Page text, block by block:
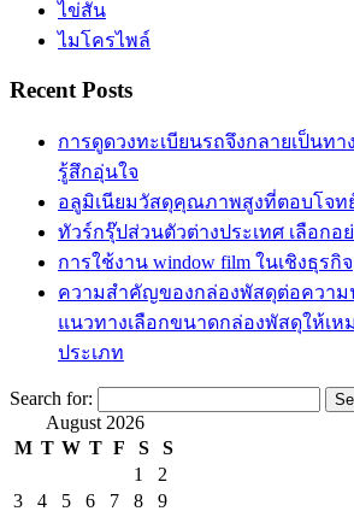
ไข่สั่น
ไมโครไพล์
Recent Posts
การดูดวงทะเบียนรถจึงกลายเป็นท
รู้สึกอุ่นใจ
อลูมิเนียมวัสดุคุณภาพสูงที่ตอบโจท
ทัวร์กรุ๊ปส่วนตัวต่างประเทศ เลือกอ
การใช้งาน window film ในเชิงธุรกิจ
ความสำคัญของกล่องพัสดุต่อความ
แนวทางเลือกขนาดกล่องพัสดุให้เห
ประเภท
Search for:
August 2026
M T W T F S
S
1
2
3
4 5 6 7 8 9